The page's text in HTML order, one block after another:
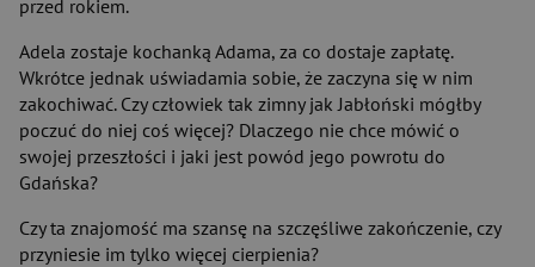
przed rokiem.
Adela zostaje kochanką Adama, za co dostaje zapłatę.
Wkrótce jednak uświadamia sobie, że zaczyna się w nim
zakochiwać. Czy człowiek tak zimny jak Jabłoński mógłby
poczuć do niej coś więcej? Dlaczego nie chce mówić o
swojej przeszłości i jaki jest powód jego powrotu do
Gdańska?
Czy ta znajomość ma szansę na szczęśliwe zakończenie, czy
przyniesie im tylko więcej cierpienia?